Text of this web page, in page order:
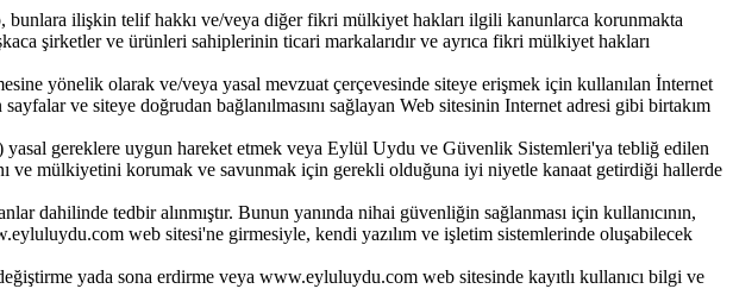
ilişkin telif hakkı ve/veya diğer fikri mülkiyet hakları ilgili kanunlarca korunmakta
şirketler ve ürünleri sahiplerinin ticari markalarıdır ve ayrıca fikri mülkiyet hakları
yönelik olarak ve/veya yasal mevzuat çerçevesinde siteye erişmek için kullanılan İnternet
ve siteye doğrudan bağlanılmasını sağlayan Web sitesinin Internet adresi gibi birtakım
gereklere uygun hareket etmek veya Eylül Uydu ve Güvenlik Sistemleri'ya tebliğ edilen
mülkiyetini korumak ve savunmak için gerekli olduğuna iyi niyetle kanaat getirdiği hallerde
dahilinde tedbir alınmıştır. Bunun yanında nihai güvenliğin sağlanması için kullanıcının,
web sitesi'ne girmesiyle, kendi yazılım ve işletim sistemlerinde oluşabilecek
yada sona erdirme veya www.eyluluydu.com web sitesinde kayıtlı kullanıcı bilgi ve